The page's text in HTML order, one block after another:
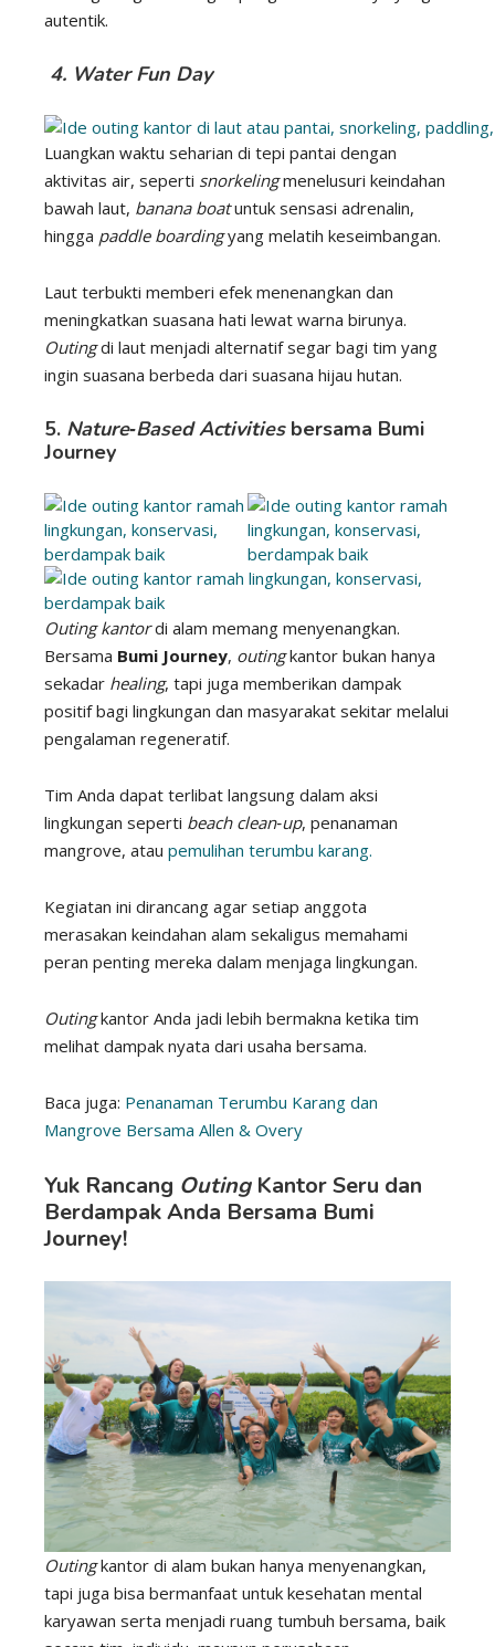
autentik.
4. Water Fun Day
Luangkan waktu seharian di tepi pantai dengan
aktivitas air, seperti snorkelingmenelusuri keindahan
bawah laut, banana boatuntuk sensasi adrenalin,
hingga paddle boardingyang melatih keseimbangan.
Laut terbukti memberi efek menenangkan dan
meningkatkan suasana hati lewat warna birunya.
Outingdi laut menjadi alternatif segar bagi tim yang
ingin suasana berbeda dari suasana hijau hutan.
5. Nature‑Based Activities bersama Bumi
Journey
Outing kantordi alam memang menyenangkan.
Bersama Bumi Journey, outingkantor bukan hanya
sekadar healing, tapi juga memberikan dampak
positif bagi lingkungan dan masyarakat sekitar melalui
pengalaman regeneratif.
Tim Anda dapat terlibat langsung dalam aksi
lingkungan seperti beach clean‑up, penanaman
mangrove, atau pemulihan terumbu karang.
Kegiatan ini dirancang agar setiap anggota
merasakan keindahan alam sekaligus memahami
peran penting mereka dalam menjaga lingkungan.
Outingkantor Anda jadi lebih bermakna ketika tim
melihat dampak nyata dari usaha bersama.
Baca juga: Penanaman Terumbu Karang dan
Mangrove Bersama Allen & Overy
Yuk Rancang Outing Kantor Seru dan
Berdampak Anda Bersama Bumi
Journey!
Outingkantor di alam bukan hanya menyenangkan,
tapi juga bisa bermanfaat untuk kesehatan mental
karyawan serta menjadi ruang tumbuh bersama, baik